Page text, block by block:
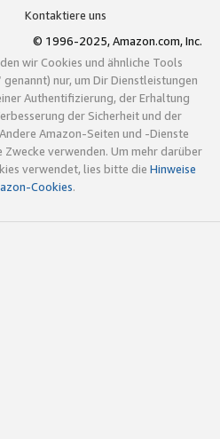
Kontaktiere uns
© 1996-2025, Amazon.com, Inc.
wir Cookies und ähnliche Tools
nur, um Dir Dienstleistungen
Authentifizierung, der Erhaltung
der Sicherheit und der
Amazon-Seiten und -Dienste
verwenden. Um mehr darüber
verwendet, lies bitte die Hinweise
Cookies.